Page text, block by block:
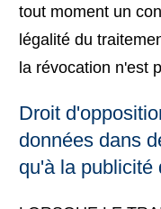
tout moment un
légalité du
la révocation n'est
Droit
données dans
qu'à la publicité